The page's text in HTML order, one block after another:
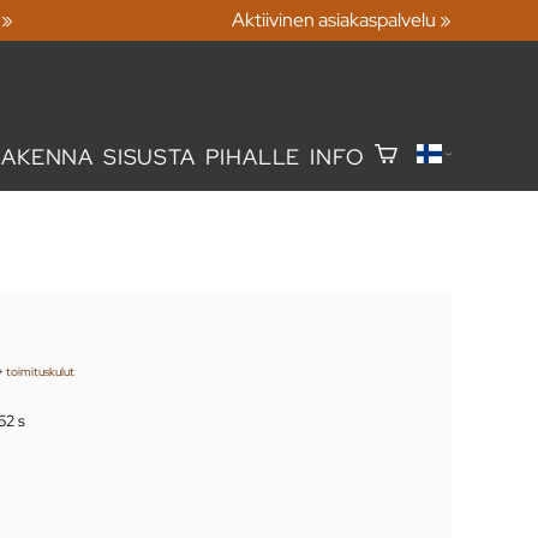
Aktiivinen asiakaspalvelu »
SISUSTA PIHALLE INFO
toimituskulut
s